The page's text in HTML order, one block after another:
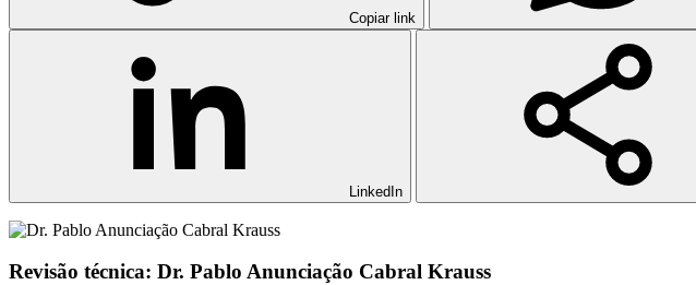
Copiar link
LinkedIn
Revisão técnica: Dr. Pablo Anunciação Cabral Krauss